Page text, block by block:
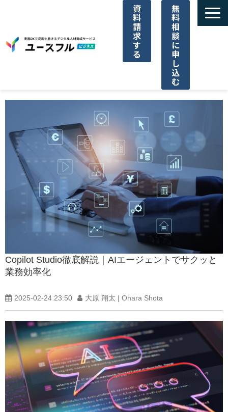
資
料
請
求
す
る
無
料
相
談
に
申
し
込
む
選ばれる理由
ご利用料金
導入事例一覧
パートナー代理店
Copilot Studio徹底解説｜AIエージェントでサクッと
業務効率化
2025-02-24 23:50 大原 翔太 | Ohara Shota